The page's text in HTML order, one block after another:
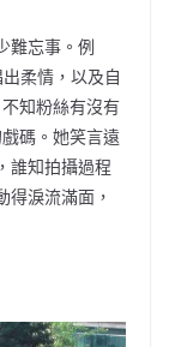
難忘事。例
柔情，以及自
知粉絲有沒有
碼。她笑言遠
誰知拍攝過程
得淚流滿面，